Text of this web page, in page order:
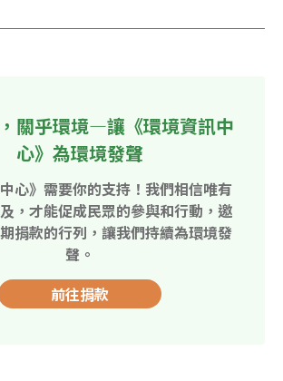
關乎環境—讓《環境資訊中
心》為環境發聲
中心》需要你的支持！我們相信唯有
，才能促成民眾的參與和行動，邀
捐款的行列，讓我們持續為環境發
聲。
前往捐款